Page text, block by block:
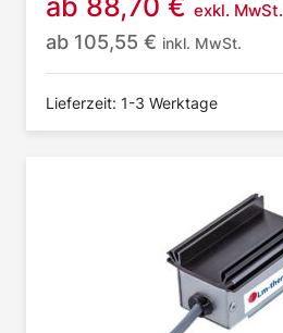
exkl. MwSt.
ab 105,55 € inkl. MwSt.
Lieferzeit: 1-3 Werktage